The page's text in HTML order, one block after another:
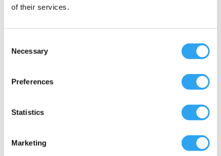
of their services.
Selection
Necessary
Preferences
Statistics
Marketing
Hvis du har klimaanlegg eller bassengvarmepumpe
et enkelt sett med slange, overganger og veggfester.
isolering av slangen, da det er unødvendig.
varmepumpedrift, spesielt ikke under +2 °C, da det
kalde trekket fra viften i utendørsenheten utgjør en
utedelen.